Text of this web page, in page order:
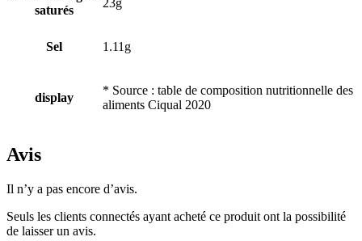
saturés
23g
Sel 1.11g
display
* Source : table de composition nutritionnelle des
aliments Ciqual 2020
Avis
Il n’y a pas encore d’avis.
Seuls les clients connectés ayant acheté ce produit ont la possibilité
de laisser un avis.